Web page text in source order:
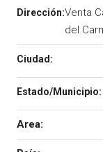
Venta
del
Area: